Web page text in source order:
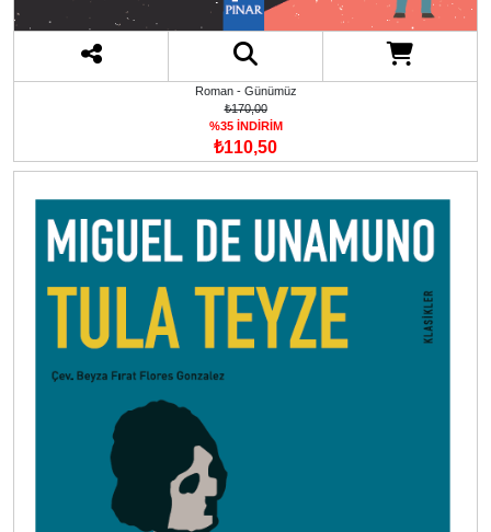
Roman - Günümüz
₺170,00
%35 İNDİRİM
₺110,50